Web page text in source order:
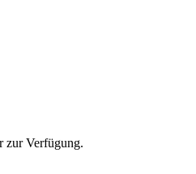
zur Verfügung.